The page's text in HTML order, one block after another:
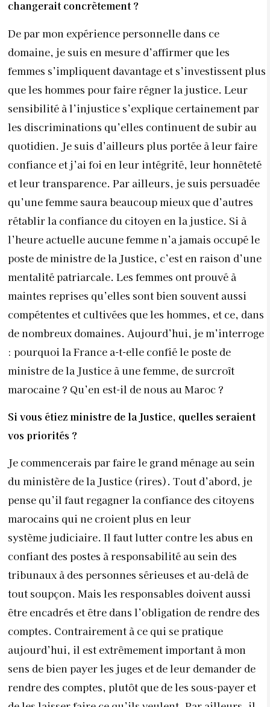
changerait concrètement ?
De par mon expérience personnelle dans ce
domaine, je suis en mesure d’affirmer que les
femmes s’impliquent davantage et s’investissent plus
que les hommes pour faire régner la justice. Leur
sensibilité à l’injustice s’explique certainement par
les discriminations qu’elles continuent de subir au
quotidien. Je suis d’ailleurs plus portée à leur faire
confiance et j’ai foi en leur intégrité, leur honnêteté
et leur transparence. Par ailleurs, je suis persuadée
qu’une femme saura beaucoup mieux que d’autres
rétablir la confiance du citoyen en la justice. Si à
l’heure actuelle aucune femme n’a jamais occupé le
poste de ministre de la Justice, c’est en raison d’une
mentalité patriarcale. Les femmes ont prouvé à
maintes reprises qu’elles sont bien souvent aussi
compétentes et cultivées que les hommes, et ce, dans
de nombreux domaines. Aujourd’hui, je m’interroge
: pourquoi la France a-t-elle confié le poste de
ministre de la Justice à une femme, de surcroît
marocaine ? Qu’en est-il de nous au Maroc ?
Si vous étiez ministre de la Justice, quelles seraient
vos priorités ?
Je commencerais par faire le grand ménage au sein
du ministère de la Justice (rires). Tout d’abord, je
pense qu’il faut regagner la confiance des citoyens
marocains qui ne croient plus en leur
système judiciaire. Il faut lutter contre les abus en
confiant des postes à responsabilité au sein des
tribunaux à des personnes sérieuses et au-delà de
tout soupçon. Mais les responsables doivent aussi
être encadrés et être dans l’obligation de rendre des
comptes. Contrairement à ce qui se pratique
aujourd’hui, il est extrêmement important à mon
sens de bien payer les juges et de leur demander de
rendre des comptes, plutôt que de les sous-payer et